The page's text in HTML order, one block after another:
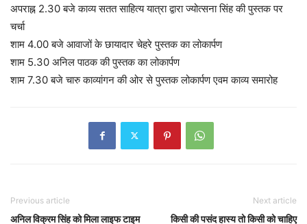
अपराह्न 2.30 बजे काव्य सतत साहित्य यात्रा द्वारा ज्योत्सना सिंह की पुस्तक पर
चर्चा
शाम 4.00 बजे आवाजों के छायादार चेहरे पुस्तक का लोकार्पण
शाम 5.30 अनिल पाठक की पुस्तक का लोकार्पण
शाम 7.30 बजे चारु काव्यांगन की ओर से पुस्तक लोकार्पण एवम काव्य समारोह
Previous article
अनिल विक्रम सिंह को मिला लाइफ टाइम
Next article
किसी की पसंद हास्य तो किसी को चाहिए